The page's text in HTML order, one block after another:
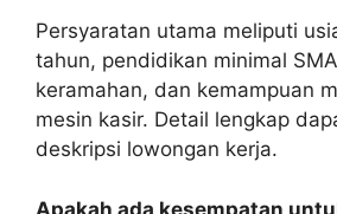
Persyaratan utama meliputi
tahun, pendidikan minimal
keramahan, dan kemampuan
mesin kasir. Detail lengkap
deskripsi lowongan kerja.
Apakah ada kesempatan